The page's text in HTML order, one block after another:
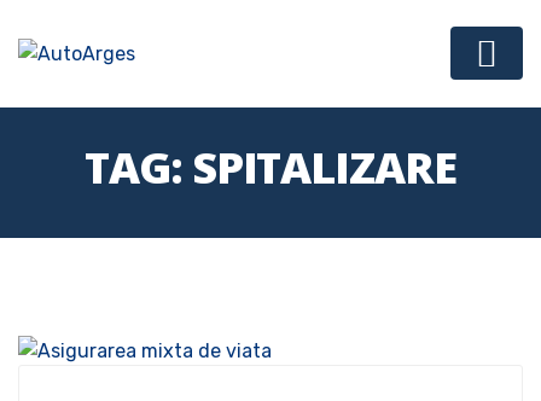
TAG: SPITALIZARE